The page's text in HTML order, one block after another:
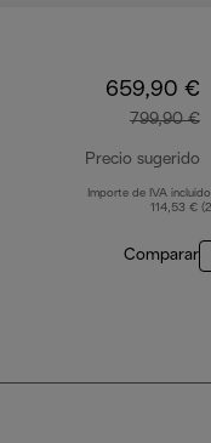
659,90 €
799,90 €
Precio sugerido
Importe de IVA
114,53 €
Comparar